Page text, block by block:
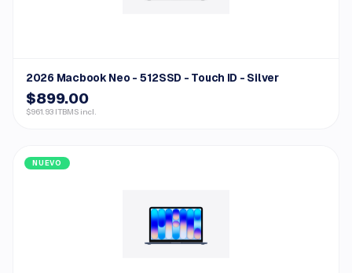
2026 Macbook Neo - 512SSD - Touch ID - Silver
$899.00
$961.93 ITBMS incl.
NUEVO